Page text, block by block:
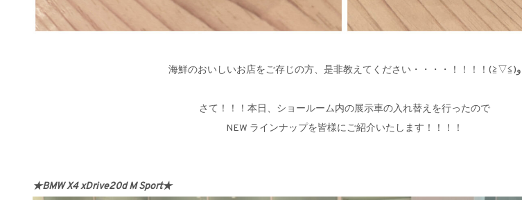
海鮮のおいしいお店をご存じの方、是非教えてください・・・・！！！！(≧▽≦)و
さて！！！本日、ショールーム内の展示車の入れ替えを行ったので
NEW ラインナップを皆様にご紹介いたします！！！！
★BMW X4 xDrive20d M Sport★